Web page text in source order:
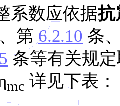
系数应依据抗
第6.2.10条
条等有关规
mc详见下表：